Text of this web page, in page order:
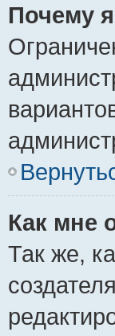
Почему
Как мне
Так же,